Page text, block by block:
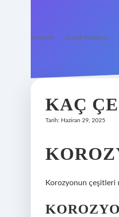
Anasayfa Gizlilik Politikası
KAÇ
Tarih: Haziran 29, 2025
Korozyonun çeşitleri